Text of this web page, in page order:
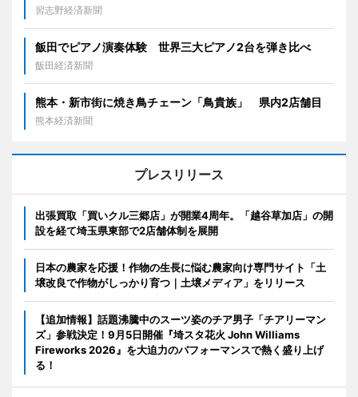
習志野経済新聞
飯田でピアノ演奏体験 世界三大ピアノ2台を弾き比べ
飯田経済新聞
熊本・新市街に焼き鳥チェーン「鳥貴族」 県内2店舗目
熊本経済新聞
プレスリリース
出張買取「買いクル三郷店」が開業4周年。「越谷草加店」の開
設を経て埼玉県東部で2店舗体制を展開
日本の農家を応援！作物の生長に悩む農家向け専門サイト「土
壌改良で作物がしっかり育つ｜土壌メディア」をリリース
【追加情報】話題沸騰中のスーツ姿のチア男子「チアリーマン
ズ」参戦決定！9月5日開催『埼スタ花火 John Williams
Fireworks 2026』を大迫力のパフォーマンスで熱く盛り上げ
る！